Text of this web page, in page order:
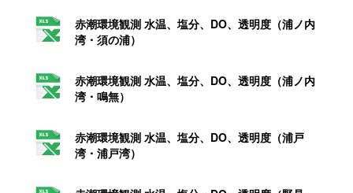
赤潮環境観測 水温、塩分、DO、透明度（浦ノ内
湾・須の浦）
赤潮環境観測 水温、塩分、DO、透明度（浦ノ内
湾・鳴無）
赤潮環境観測 水温、塩分、DO、透明度（浦戸
湾・浦戸湾）